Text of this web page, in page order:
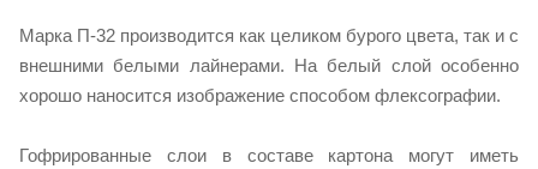
Марка П-32 производится как целиком бурого цвета, так и с
внешними белыми лайнерами. На белый слой особенно
хорошо наносится изображение способом флексографии.
Гофрированные слои в составе картона могут иметь